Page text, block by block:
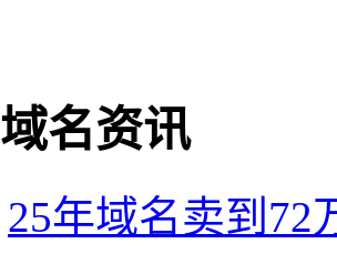
域名资讯
25年域名卖到72